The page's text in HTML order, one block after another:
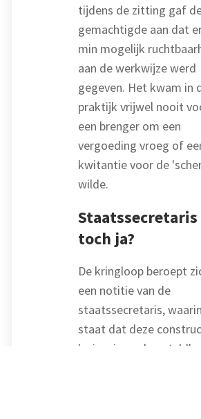
tijdens de zitting gaf
gemachtigde aan dat
min mogelijk
aan de werkwijze werd
gegeven. Het kwam in
praktijk vrijwel nooit
een brenger om een
vergoeding vroeg of
kwitantie voor de
wilde.
Staatssecretaris
toch ja?
De kringloop beroept
een notitie van de
staatssecretaris, waarin
staat dat deze
'enigszins gekunsteld'